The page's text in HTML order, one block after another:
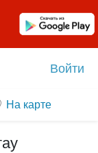
Войти
На карте